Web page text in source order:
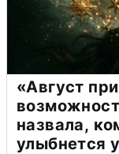
«Август
назвала,
улыбнется